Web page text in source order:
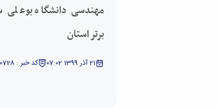
مهندسی دانشگاه بوعلی
برتر استان
21 آذر 1399 07:02 کد خبر : 5330728